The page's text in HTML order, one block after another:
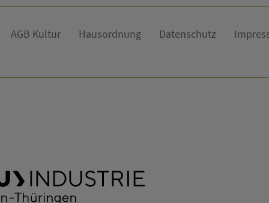
AGB Kultur Hausordnung Datenschutz